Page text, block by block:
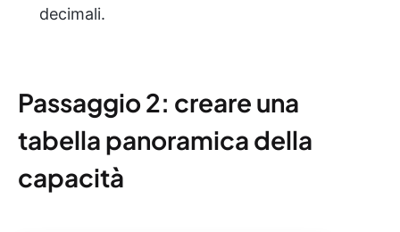
decimali.
Passaggio 2: creare una
tabella panoramica della
capacità